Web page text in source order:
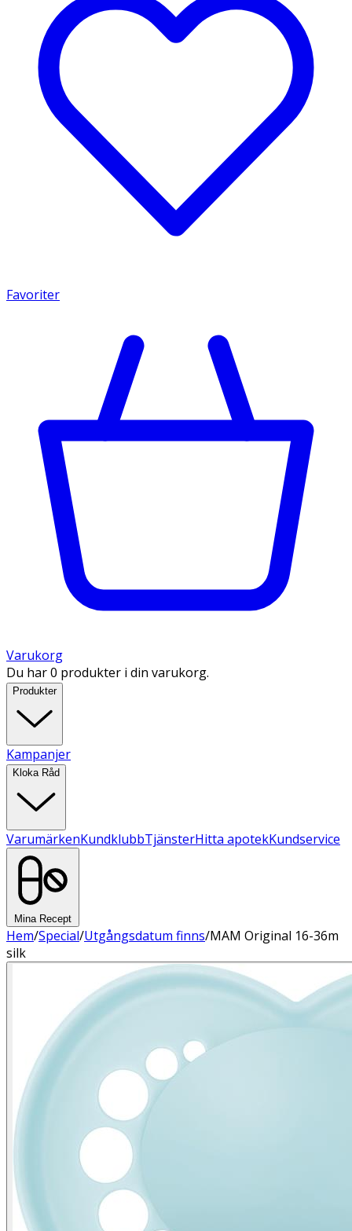
Favoriter
Varukorg
Du har 0 produkter i din varukorg.
Produkter
Kampanjer
Kloka Råd
VarumärkenKundklubbTjänsterHitta apotekKundservice
Mina Recept
Hem/Special/Utgångsdatum finns/MAM Original 16-36m
silk